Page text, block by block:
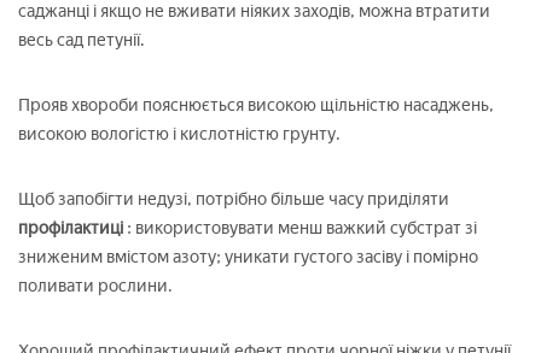
саджанці і якщо не вживати ніяких заходів, можна втратити
весь сад петунії.
Прояв хвороби пояснюється високою щільністю насаджень,
високою вологістю і кислотністю грунту.
Щоб запобігти недузі, потрібно більше часу приділяти
профілактиці : використовувати менш важкий субстрат зі
зниженим вмістом азоту; уникати густого засіву і помірно
поливати рослини.